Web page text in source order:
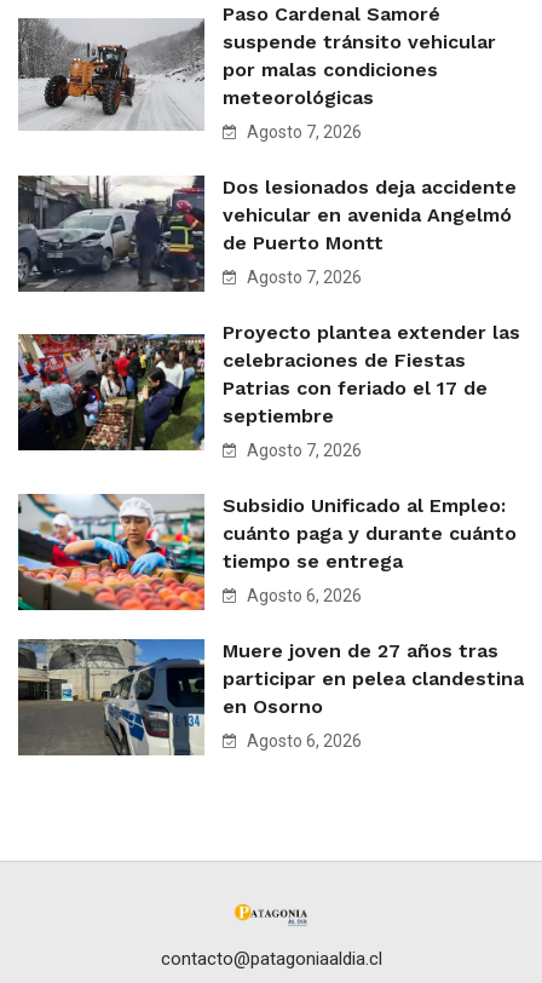
Paso Cardenal Samoré
suspende tránsito vehicular
por malas condiciones
meteorológicas
Agosto 7, 2026
Dos lesionados deja accidente
vehicular en avenida Angelmó
de Puerto Montt
Agosto 7, 2026
Proyecto plantea extender las
celebraciones de Fiestas
Patrias con feriado el 17 de
septiembre
Agosto 7, 2026
Subsidio Unificado al Empleo:
cuánto paga y durante cuánto
tiempo se entrega
Agosto 6, 2026
Muere joven de 27 años tras
participar en pelea clandestina
en Osorno
Agosto 6, 2026
contacto@patagoniaaldia.cl